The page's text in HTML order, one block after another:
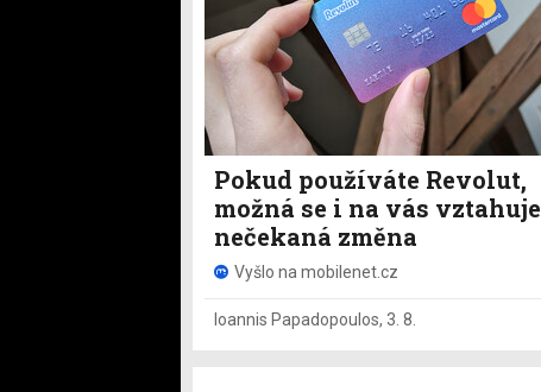
Pokud používáte Revolut,
možná se i na vás vztahuje
nečekaná změna
Vyšlo na mobilenet.cz
Ioannis Papadopoulos, 3. 8.